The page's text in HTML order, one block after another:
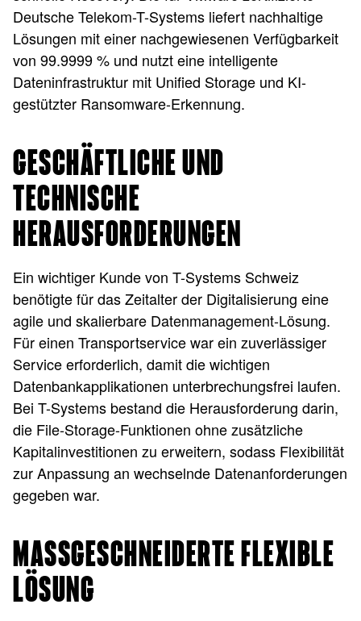
Deutsche Telekom-T-Systems liefert nachhaltige
Lösungen mit einer nachgewiesenen Verfügbarkeit
von 99.9999 % und nutzt eine intelligente
Dateninfrastruktur mit Unified Storage und KI-
gestützter Ransomware-Erkennung.
GESCHÄFTLICHE UND
TECHNISCHE
HERAUSFORDERUNGEN
Ein wichtiger Kunde von T-Systems Schweiz
benötigte für das Zeitalter der Digitalisierung eine
agile und skalierbare Datenmanagement-Lösung.
Für einen Transportservice war ein zuverlässiger
Service erforderlich, damit die wichtigen
Datenbankapplikationen unterbrechungsfrei laufen.
Bei T-Systems bestand die Herausforderung darin,
die File-Storage-Funktionen ohne zusätzliche
Kapitalinvestitionen zu erweitern, sodass Flexibilität
zur Anpassung an wechselnde Datenanforderungen
gegeben war.
MASSGESCHNEIDERTE FLEXIBLE L
ÖSUNG